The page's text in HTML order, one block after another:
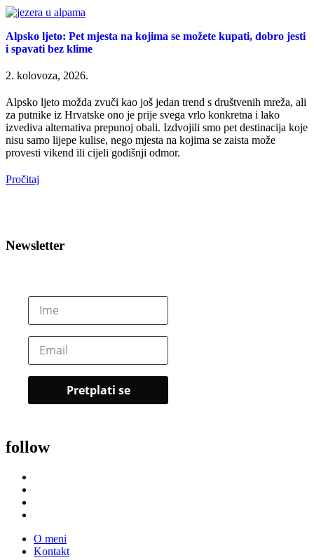
Alpsko ljeto: Pet mjesta na kojima se možete kupati, dobro jesti
i spavati bez klime
2. kolovoza, 2026.
Alpsko ljeto možda zvuči kao još jedan trend s društvenih mreža, ali
za putnike iz Hrvatske ono je prije svega vrlo konkretna i lako
izvediva alternativa prepunoj obali. Izdvojili smo pet destinacija koje
nisu samo lijepe kulise, nego mjesta na kojima se zaista može
provesti vikend ili cijeli godišnji odmor.
Pročitaj
Newsletter
follow
O meni
Kontakt